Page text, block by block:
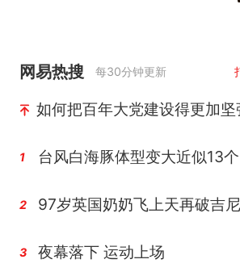
网易热搜 每30分钟更新
如何把百年大党建设得更加坚
1
2
3 夜幕落下 运动上场